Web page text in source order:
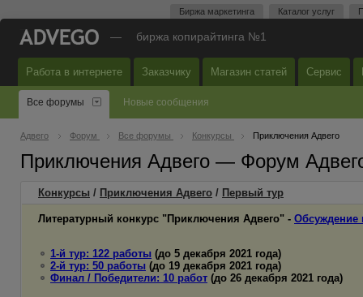
Биржа маркетинга Каталог услуг
— биржа копирайтинга №1
Работа в интернете Заказчику Магазин статей Сервис
Все форумы Новые сообщения
Адвего Форум Все форумы Конкурсы Приключения Адвего
Приключения Адвего — Форум
Конкурсы / Приключения Адвего / Первый тур
Литературный конкурс "Приключения Адвего" - Обсуждение
1-й тур: 122 работы (до 5 декабря 2021 года)
2-й тур: 50 работы (до 19 декабря 2021 года)
Финал / Победители: 10 работ (до 26 декабря 2021 года)